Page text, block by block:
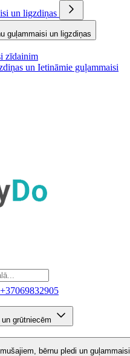
un ligzdiņas
guļammaisi un ligzdiņas
zīdainim
un Ietināmie guļammaisi
+37069832905
grūtniecēm
bērnu pledi un guļammaisi